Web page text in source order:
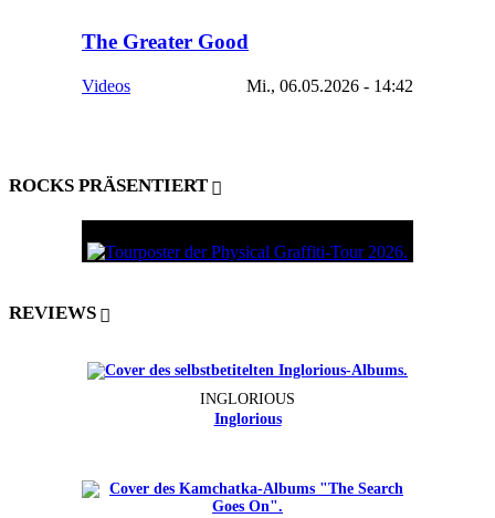
The Greater Good
Videos Mi., 06.05.2026 - 14:42
ROCKS PRÄSENTIERT
REVIEWS
INGLORIOUS
Inglorious